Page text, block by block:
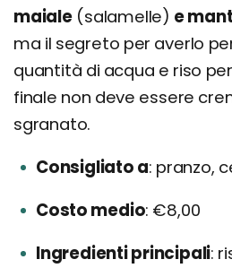
maiale(salamelle) e
ma il segreto per averlo
quantità di acqua e riso
finale non deve essere
sgranato.
Consigliato a pranzo,
Costo medio €8,00
Ingredienti principali